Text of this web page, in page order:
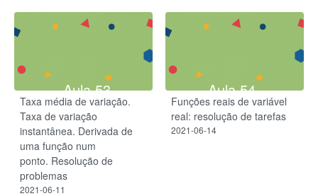
Aula 53
Taxa média de variação.
Taxa de variação
instantânea. Derivada de
uma função num
ponto. Resolução de
problemas
2021-06-11
Aula 54
Funções reais de variável
real: resolução de tarefas
2021-06-14